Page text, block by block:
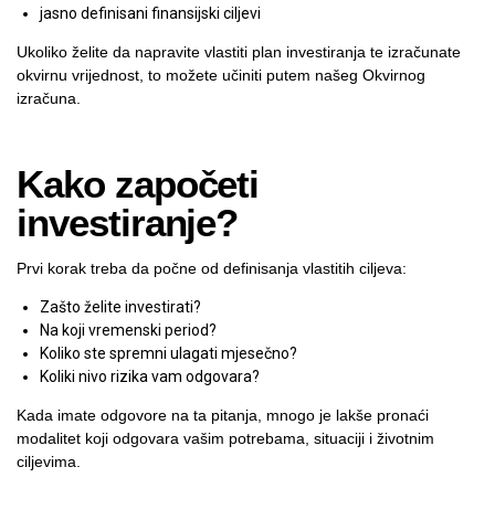
jasno definisani finansijski ciljevi
Ukoliko želite da napravite vlastiti plan investiranja te izračunate
okvirnu vrijednost, to možete učiniti putem našeg Okvirnog
izračuna
Kako započeti
investiranje?
Prvi korak treba da počne od definisanja vlastitih ciljeva:
Zašto želite investirati?
Na koji vremenski period?
Koliko ste spremni ulagati mjesečno?
Koliki nivo rizika vam odgovara?
Kada imate odgovore na ta pitanja, mnogo je lakše pronaći
modalitet koji odgovara vašim potrebama, situaciji i životnim
ciljevima.